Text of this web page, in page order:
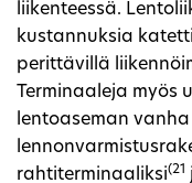
liikenteessä.
kustannuksia
perittävillä
Terminaaleja myös
lentoaseman
rahtiterminaaliksi(21